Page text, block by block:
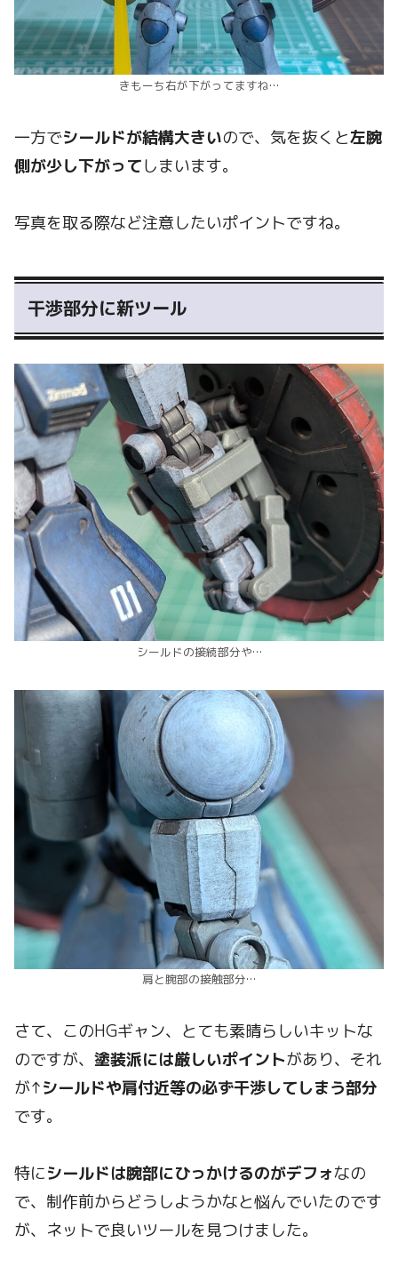
きもーち右が下がってますね…
一方でシールドが結構大きいので、気を抜くと左腕
側が少し下がってしまいます。
写真を取る際など注意したいポイントですね。
干渉部分に新ツール
シールドの接続部分や…
肩と腕部の接触部分…
さて、このHGギャン、とても素晴らしいキットな
のですが、 塗装派には厳しいポイントがあり、それ
が↑シールドや肩付近等の必ず干渉してしまう部分
です。
特にシールドは腕部にひっかけるのがデフォなの
で、制作前からどうしようかなと悩んでいたのです
が、ネットで良いツールを見つけました。